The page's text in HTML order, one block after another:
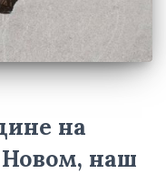
на
Новом, наш